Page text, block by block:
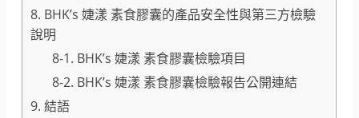
8. BHK’s 婕漾 素食膠囊的產品安全性與第三方檢驗
說明
8-1. BHK’s 婕漾 素食膠囊檢驗項目
8-2. BHK’s 婕漾 素食膠囊檢驗報告公開連結
9. 結語